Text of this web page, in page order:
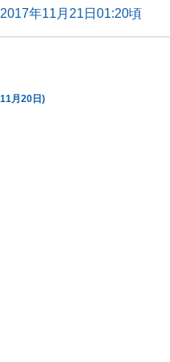
2017年11月21日01:20頃
月20日)